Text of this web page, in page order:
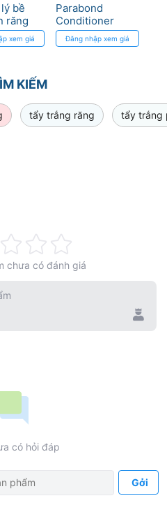
bề
răng
xem giá
Parabond
Conditioner
(Green) - Chất
xử lý bề mặt men
Đăng nhập xem giá
KIẾM
tẩy trắng răng tẩy trắng
chưa có đánh giá
có hỏi đáp
Gởi